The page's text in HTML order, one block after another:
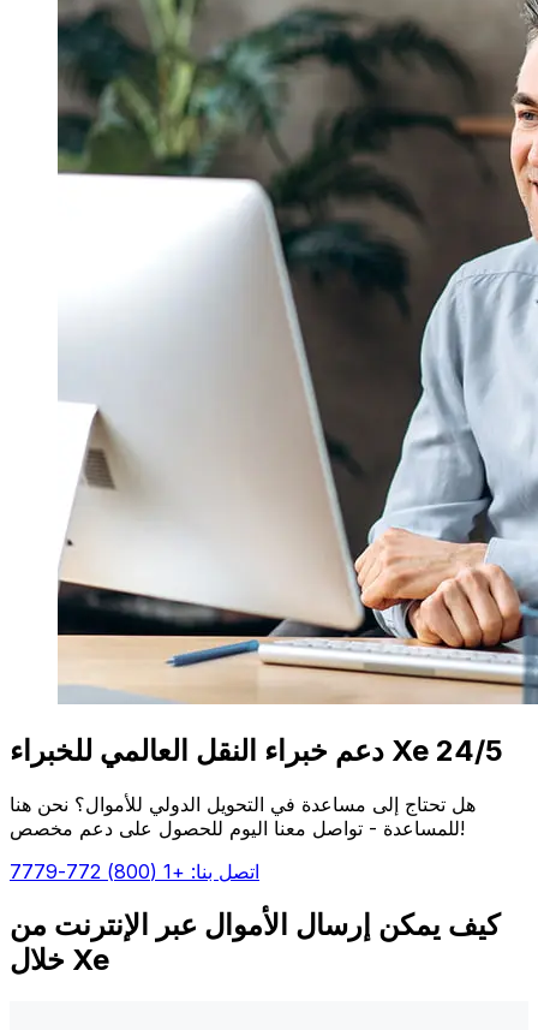
دعم خبراء النقل العالمي للخبراء Xe 24/5
هل تحتاج إلى مساعدة في التحويل الدولي للأموال؟ نحن هنا
للمساعدة - تواصل معنا اليوم للحصول على دعم مخصص!
اتصل بنا: +1 (800) 772-7779
كيف يمكن إرسال الأموال عبر الإنترنت من
خلال Xe